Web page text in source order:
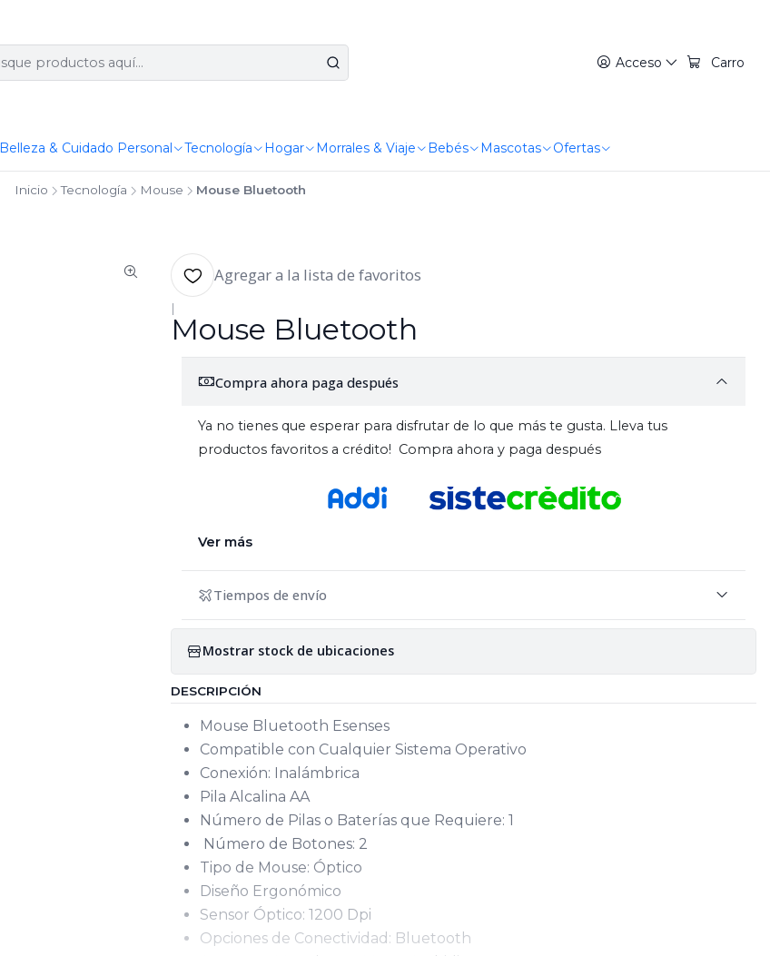
Acceso Carro
Belleza & Cuidado Personal Tecnología Hogar Morrales & Viaje Bebés Mascotas Ofertas
Inicio Tecnología Mouse Mouse Bluetooth
Agregar a la lista de favoritos
|
Mouse Bluetooth
Compra ahora paga después
Ya no tienes que esperar para disfrutar de lo que más te gusta. Lleva tus
productos favoritos a crédito! Compra ahora y paga después
Ver más
Tiempos de envío
Mostrar stock de ubicaciones
DESCRIPCIÓN
Mouse Bluetooth Esenses
Compatible con Cualquier Sistema Operativo
Conexión: Inalámbrica
Pila Alcalina AA
Número de Pilas o Baterías que Requiere: 1
Número de Botones: 2
Tipo de Mouse: Óptico
Diseño Ergonómico
Sensor Óptico: 1200 Dpi
Opciones de Conectividad: Bluetooth